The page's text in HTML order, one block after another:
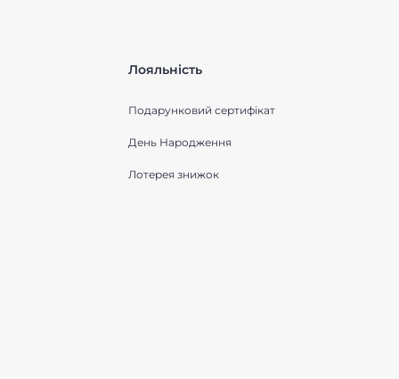
Лояльність
Подарунковий сертифікат
День Народження
Лотерея знижок